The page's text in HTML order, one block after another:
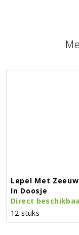
Lepel Met
In Doosje
Direct
12 stuks